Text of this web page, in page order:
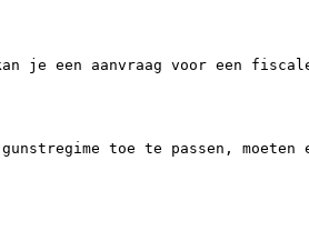
je een aanvraag voor een
toe te passen, moeten